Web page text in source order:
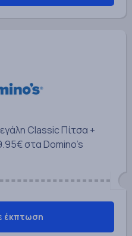
Classic Πίτσα +
στα Domino's
έκπτωση